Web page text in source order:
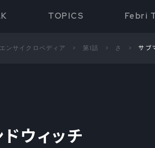
TOPICS Febri
ンサイクロペディア 第1話 さ サブ
ウィッチ